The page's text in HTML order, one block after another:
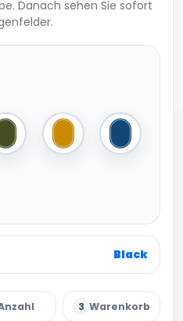
Danach sehen Sie sofort
Military GreenMustard Petrol
Black
3 Warenkorb